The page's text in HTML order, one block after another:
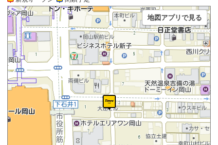
地図アプリで見る